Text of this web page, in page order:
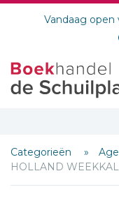
Vandaag open
Categorieën
HOLLAND